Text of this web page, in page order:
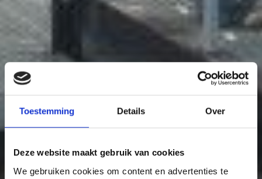
Toestemming Details Over
Deze website maakt gebruik van cookies
We gebruiken cookies om content en advertenties te